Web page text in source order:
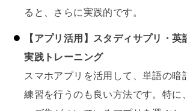
ると、さらに実践的です。
【アプリ活用】スタディサプリ・英
実践トレーニング
スマホアプリを活用して、単語の暗
練習を行うのも良い方法です。特に